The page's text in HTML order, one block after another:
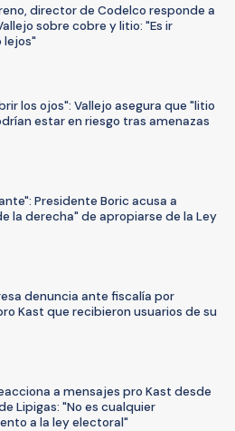
director de Codelco responde a
sobre cobre y litio: "Es ir
lejos"
los ojos": Vallejo asegura que "litio
estar en riesgo tras amenazas
Presidente Boric acusa a
la derecha" de apropiarse de la Ley
denuncia ante fiscalía por
Kast que recibieron usuarios de su
a mensajes pro Kast desde
Lipigas: "No es cualquier
a la ley electoral"